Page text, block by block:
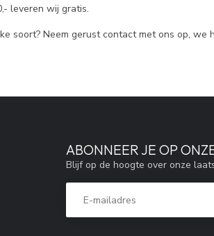
leveren wij gratis.
soort? Neem gerust contact met ons op, we
ABONNEER JE OP
Blijf op de hoogte over onze